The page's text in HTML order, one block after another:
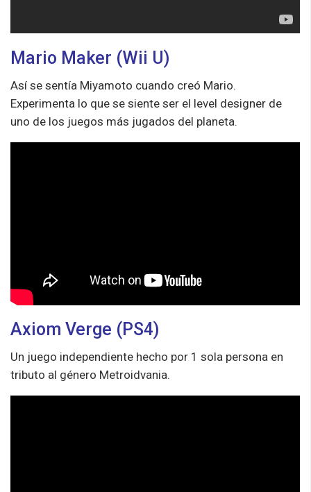
Mario Maker (Wii U)
Así se sentía Miyamoto cuando creó Mario.
Experimenta lo que se siente ser el level designer de
uno de los juegos más jugados del planeta.
Axiom Verge (PS4)
Un juego independiente hecho por 1 sola persona en
tributo al género Metroidvania.